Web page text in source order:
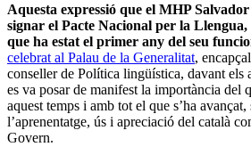
Aquesta expressió que el MHP
signar el Pacte Nacional per la Llengua,
que ha estat el primer any del seu
celebrat al Palau de la Generalitat,
conseller de Política lingüística, davant els
es va posar de manifest la importància del
aquest temps i amb tot el que s’ha
l’aprenentatge, ús i apreciació del català
Govern.